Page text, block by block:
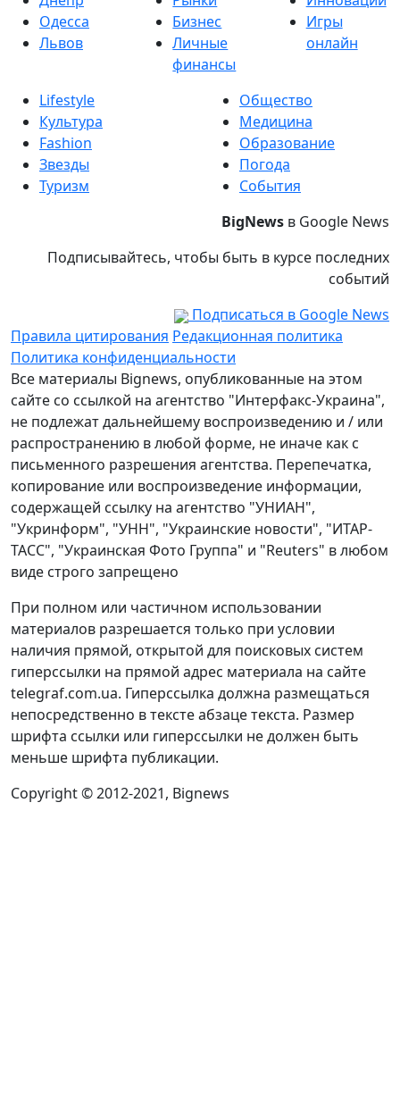
Одесса
Львов
Бизнес
Личные
финансы
Игры
онлайн
Lifestyle
Культура
Fashion
Звезды
Туризм
Общество
Медицина
Образование
Погода
События
BigNews в Google News
Подписывайтесь, чтобы быть в курсе последних
событий
Подписаться в Google News
Правила цитирования Редакционная политика
Политика конфиденциальности
Все материалы Bignews, опубликованные на этом
сайте со ссылкой на агентство "Интерфакс-Украина",
не подлежат дальнейшему воспроизведению и / или
распространению в любой форме, не иначе как с
письменного разрешения агентства. Перепечатка,
копирование или воспроизведение информации,
содержащей ссылку на агентство "УНИАН",
"Укринформ", "УНН", "Украинские новости", "ИТАР-
ТАСС", "Украинская Фото Группа" и "Reuters" в любом
виде строго запрещено
При полном или частичном использовании
материалов разрешается только при условии
наличия прямой, открытой для поисковых систем
гиперссылки на прямой адрес материала на сайте
telegraf.com.ua. Гиперссылка должна размещаться
непосредственно в тексте абзаце текста. Размер
шрифта ссылки или гиперссылки не должен быть
меньше шрифта публикации.
Copyright © 2012-2021, Bignews